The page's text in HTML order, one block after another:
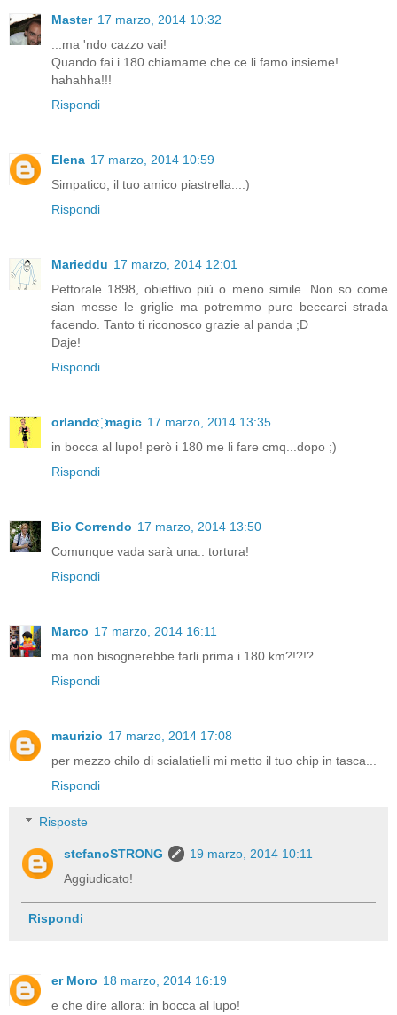
Master 17 marzo, 2014 10:32
...ma 'ndo cazzo vai!
Quando fai i 180 chiamame che ce li famo insieme!
hahahha!!!
Rispondi
Elena 17 marzo, 2014 10:59
Simpatico, il tuo amico piastrella...:)
Rispondi
Marieddu 17 marzo, 2014 12:01
Pettorale 1898, obiettivo più o meno simile. Non so come
sian messe le griglie ma potremmo pure beccarci strada
facendo. Tanto ti riconosco grazie al panda ;D
Daje!
Rispondi
orlando ҉ magic 17 marzo, 2014 13:35
in bocca al lupo! però i 180 me li fare cmq...dopo ;)
Rispondi
Bio Correndo 17 marzo, 2014 13:50
Comunque vada sarà una.. tortura!
Rispondi
Marco 17 marzo, 2014 16:11
ma non bisognerebbe farli prima i 180 km?!?!?
Rispondi
maurizio 17 marzo, 2014 17:08
per mezzo chilo di scialatielli mi metto il tuo chip in tasca...
Rispondi
Risposte
stefanoSTRONG
19 marzo, 2014 10:11
Aggiudicato!
Rispondi
er Moro 18 marzo, 2014 16:19
e che dire allora: in bocca al lupo!